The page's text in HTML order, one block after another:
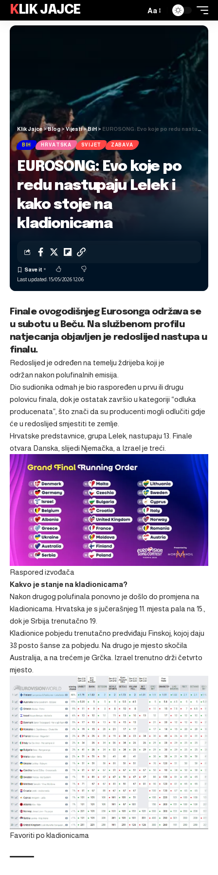
KLIK JAJCE Aa
Klik Jajce>Blog>Vijesti>BiH > EUROSONG: Evo koje po redu nastupaju Lelek i kako stoje na kladionicama
BIH HRVATSKA SVIJET ZABAVA
EUROSONG: Evo koje po
redu nastupaju Lelek i
kako stoje na
kladionicama
Last updated: 15/05/2026 12:06
Finale ovogodišnjeg Eurosonga održava se
u subotu u Beču. Na službenom profilu
natjecanja objavljen je redoslijed nastupa u
finalu.
Redoslijed je određen na temelju ždrijeba koji je
održan nakon polufinalnih emisija.
Dio sudionika odmah je bio raspoređen u prvu ili drugu
polovicu finala, dok je ostatak završio u kategoriji “odluka
producenata”, što znači da su producenti mogli odlučiti gdje
će u redoslijed smjestiti te zemlje.
Hrvatske predstavnice, grupa Lelek, nastupaju 13. Finale
otvara Danska, slijedi Njemačka, a Izrael je treći.
Raspored izvođača
Kakvo je stanje na kladionicama?
Nakon drugog polufinala ponovno je došlo do promjena na
kladionicama. Hrvatska je s jučerašnjeg 11. mjesta pala na 15.,
dok je Srbija trenutačno 19.
Kladionice pobjedu trenutačno predviđaju Finskoj, kojoj daju
38 posto šanse za pobjedu. Na drugo je mjesto skočila
Australija, a na trećem je Grčka. Izrael trenutno drži četvrto
mjesto.
Favoriti po kladionicama